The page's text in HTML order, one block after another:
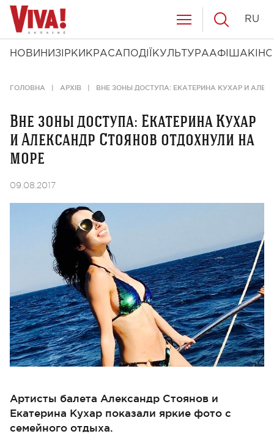
НОВИНИ ЗІРКИ КРАСА ПОДІЇ КУЛЬТУРААФІША КІНО
RU
ГОЛОВНА АРХІВ ВНЕ ЗОНЫ ДОСТУПА: ЕКАТЕРИНА КУХАР И
Вне зоны доступа: Екатерина Кухар
и Александр Стоянов отдохнули на
море
09.08.2017
Артисты балета Александр Стоянов и
Екатерина Кухар показали яркие фото с
семейного отдыха.